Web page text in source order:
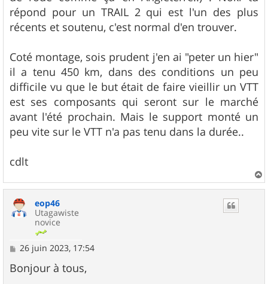
répond pour un TRAIL 2 qui est l'un des plus
récents et soutenu, c'est normal d'en trouver.
Coté montage, sois prudent j'en ai "peter un hier"
il a tenu 450 km, dans des conditions un peu
difficile vu que le but était de faire vieillir un VTT
est ses composants qui seront sur le marché
avant l'été prochain. Mais le support monté un
peu vite sur le VTT n'a pas tenu dans la durée..
cdlt
a
eop46
Utagawiste
novice
M
s
s
26 juin 2023, 17:54
Bonjour à tous,